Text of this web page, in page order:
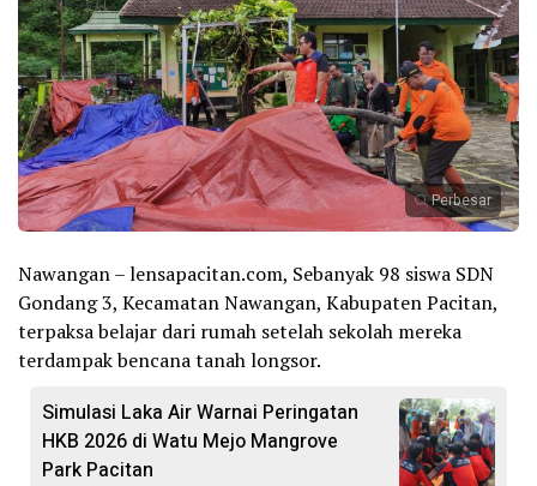
Perbesar
Nawangan – lensapacitan.com, Sebanyak 98 siswa SDN
Gondang 3, Kecamatan Nawangan, Kabupaten Pacitan,
terpaksa belajar dari rumah setelah sekolah mereka
terdampak bencana tanah longsor.
Simulasi Laka Air Warnai Peringatan
HKB 2026 di Watu Mejo Mangrove
Park Pacitan